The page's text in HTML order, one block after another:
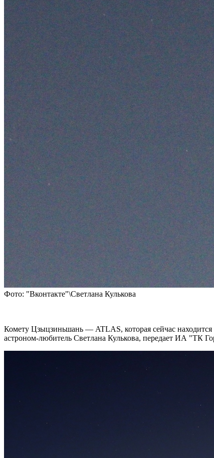
Фото: "Вконтакте"\Светлана Кулькова
Комету Цзыцзиньшань — ATLAS, которая сейчас находится
астроном-любитель Светлана Кулькова, передает ИА "ТК